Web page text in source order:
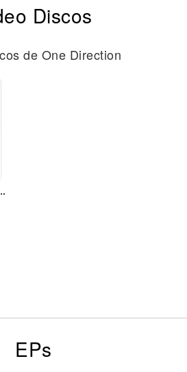
Discos
de One Direction
Tour (Dvd)
EPs